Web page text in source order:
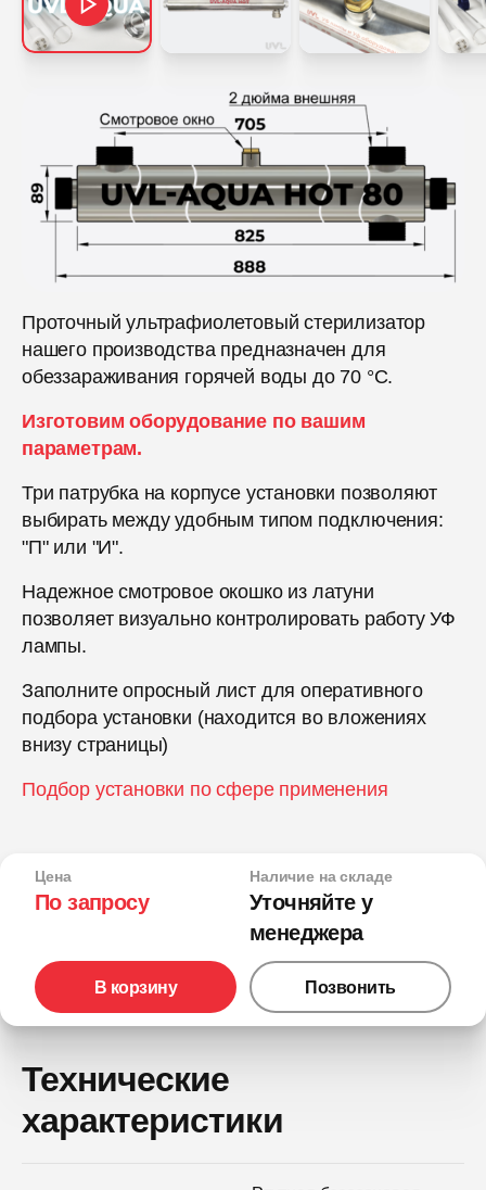
Проточный ультрафиолетовый стерилизатор
нашего производства предназначен для
обеззараживания горячей воды до 70 °С.
Изготовим оборудование по вашим
параметрам.
Три патрубка на корпусе установки позволяют
выбирать между удобным типом подключения:
"П" или "И".
Надежное смотровое окошко из латуни
позволяет визуально контролировать работу УФ
лампы.
Заполните опросный лист для оперативного
подбора установки (находится во вложениях
внизу страницы)
Подбор установки по сфере применения
Цена
По запросу
Наличие на складе
Уточняйте у
менеджера
В корзину Позвонить
Технические
характеристики